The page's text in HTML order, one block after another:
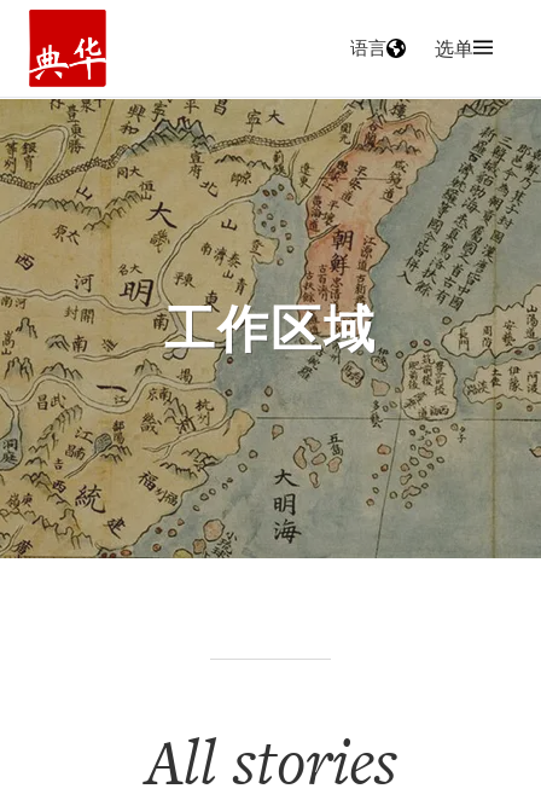
主页
语言 选单
工作区域
All stories